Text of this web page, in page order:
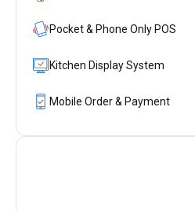
Pocket & Phone Only POS
Kitchen Display System
Mobile Order & Payment